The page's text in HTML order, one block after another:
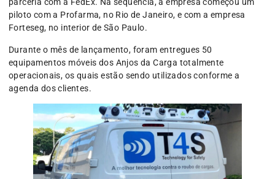
parceria com a FedEx. Na sequência, a empresa começou um
piloto com a Profarma, no Rio de Janeiro, e com a empresa
Forteseg, no interior de São Paulo.
Durante o mês de lançamento, foram entregues 50
equipamentos móveis dos Anjos da Carga totalmente
operacionais, os quais estão sendo utilizados conforme a
agenda dos clientes.